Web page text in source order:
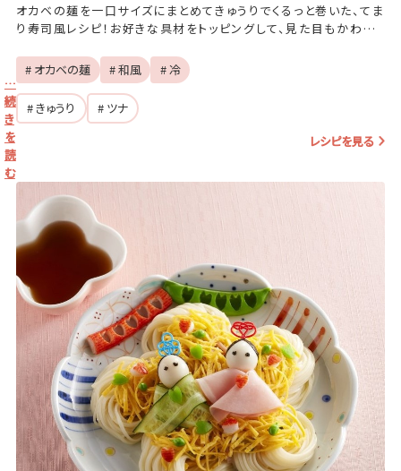
オカベの麺を一口サイズにまとめてきゅうりでくるっと巻いた、てま
り寿司風レシピ！お好きな具材をトッピングして、見た目もかわいく
# オカベの麺 # 和風 # 冷
# きゅうり
# ツナ
レシピを見る
…
続
き
を
読
む